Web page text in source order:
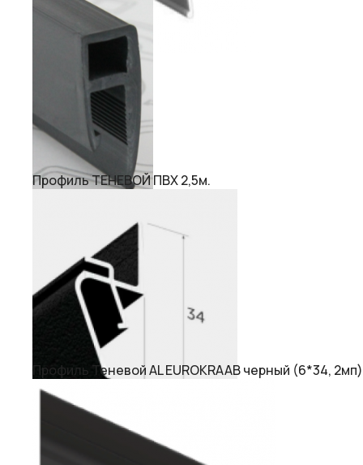
Профиль ТЕНЕВОЙ ПВХ 2,5м.
Профиль Теневой AL EUROKRAAB черный (6*34, 2мп)